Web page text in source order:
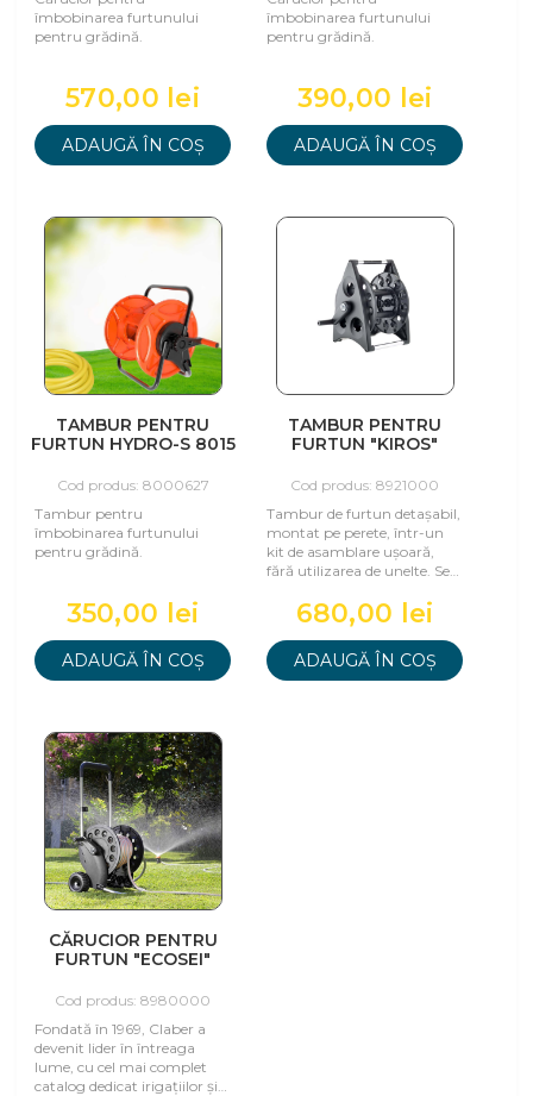
îmbobinarea furtunului
pentru grădină.
570,00 lei
ADAUGĂ ÎN COȘ
îmbobinarea furtunului
pentru grădină.
390,00 lei
ADAUGĂ ÎN COȘ
TAMBUR PENTRU
FURTUN HYDRO-S 8015
Cod produs: 8000627
Tambur pentru
îmbobinarea furtunului
pentru grădină.
350,00 lei
ADAUGĂ ÎN COȘ
TAMBUR PENTRU
FURTUN "KIROS"
Cod produs: 8921000
Tambur de furtun detașabil,
montat pe perete, într-un
kit de asamblare ușoară,
fără utilizarea de unelte. Se
suporturi
680,00 lei
ADAUGĂ ÎN COȘ
CĂRUCIOR PENTRU
FURTUN "ECOSEI"
Cod produs: 8980000
Fondată în 1969, Claber a
devenit lider în întreaga
lume, cu cel mai complet
catalog dedicat irigațiilor și